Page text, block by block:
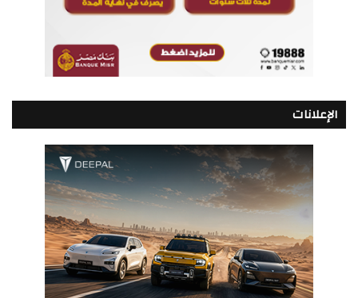
الإعلانات